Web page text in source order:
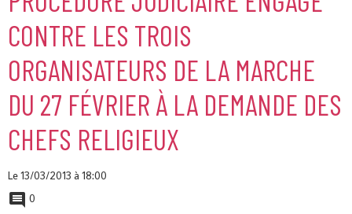
CONTRE LES TROIS
ORGANISATEURS DE LA MARCHE
DU 27 FÉVRIER À LA DEMANDE DES
CHEFS RELIGIEUX
Le 13/03/2013 à 18:00
0